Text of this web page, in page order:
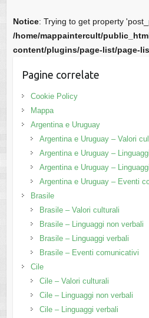
Notice: Trying to get property
/home/mappaintercult/
content/plugins/page-list/page-
Pagine correlate
Cookie Policy
Mappa
Argentina e Uruguay
Argentina e Uruguay – Valori
Argentina e Uruguay –
Argentina e Uruguay –
Argentina e Uruguay – Eventi
Brasile
Brasile – Valori culturali
Brasile – Linguaggi non verbali
Brasile – Linguaggi verbali
Brasile – Eventi comunicativi
Cile
Cile – Valori culturali
Cile – Linguaggi non verbali
Cile – Linguaggi verbali